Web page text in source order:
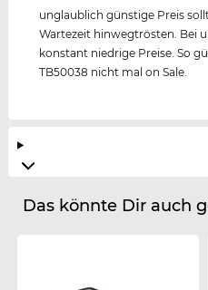
unglaublich günstige Preis
Wartezeit hinwegtrösten. Bei
konstant niedrige Preise. So
TB50038 nicht mal on Sale.
Das könnte Dir auch